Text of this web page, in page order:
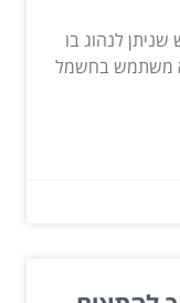
לנהוג בו
משתמש בחשמל